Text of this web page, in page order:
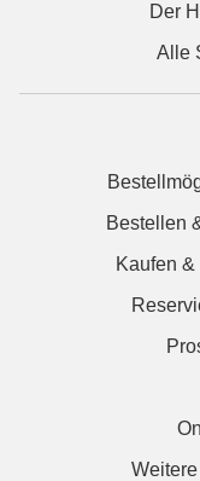
Der
Alle
Bestellen
Kaufen